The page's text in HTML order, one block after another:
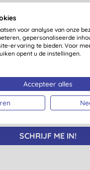
redenen
glimlach?
tips en
speciaal voor jou.
SCHRIJF ME IN!
voor analyse van onze
gepersonaliseerde
ervaring te bieden. Voor
opent u de instellingen.
Accepteer alles